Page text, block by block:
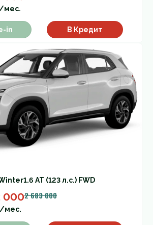
мес.
in В Кредит
1.6 AT (123 л.с.) FWD
0002 683 000
мес.